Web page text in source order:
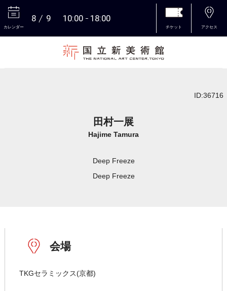
カレンダー
8 9 10:00 18:00
チケット アクセス
ID:36716
田村一展
Hajime Tamura
Deep Freeze
Deep Freeze
会場
TKGセラミックス(京都)